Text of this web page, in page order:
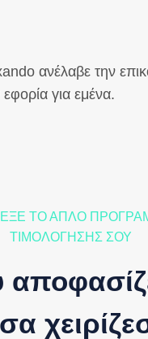
ανέλαβε την
εφορία για εμένα.
ΤΟ ΑΠΛΌ
ΤΙΜΟΛΌΓΗΣΉΣ ΣΟΥ